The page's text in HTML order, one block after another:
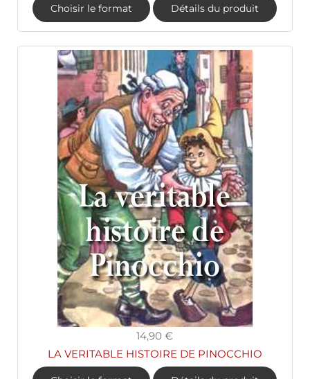
Choisir le format Détails du produit
14,90 €
LA VERITABLE HISTOIRE DE PINOCCHIO